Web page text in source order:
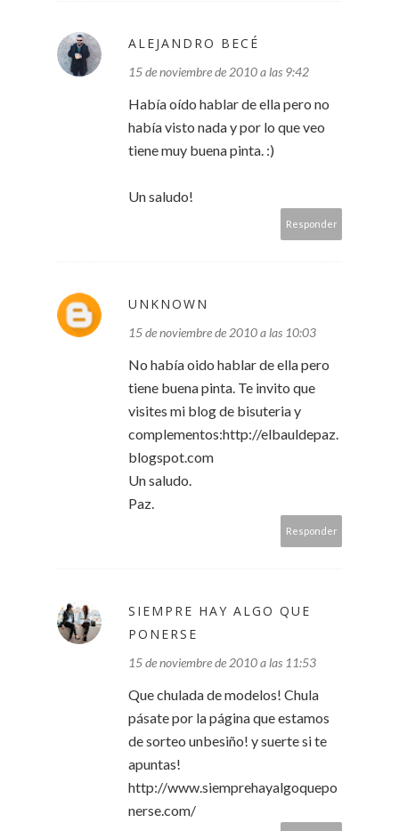
ALEJANDRO BECÉ
15 de noviembre de 2010 a las 9:42
Había oído hablar de ella pero no
había visto nada y por lo que veo
tiene muy buena pinta. :)
Un saludo!
Responder
UNKNOWN
15 de noviembre de 2010 a las 10:03
No había oido hablar de ella pero
tiene buena pinta. Te invito que
visites mi blog de bisuteria y
complementos:http://elbauldepaz.
blogspot.com
Un saludo.
Paz.
Responder
SIEMPRE HAY ALGO QUE
PONERSE
15 de noviembre de 2010 a las 11:53
Que chulada de modelos! Chula
pásate por la página que estamos
de sorteo unbesiño! y suerte si te
apuntas!
http://www.siemprehayalgoquepo
nerse.com/